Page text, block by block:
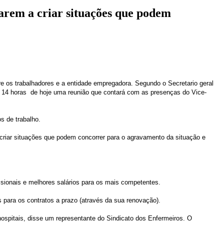
a criar situações que podem
trabalhadores e a entidade empregadora. Segundo o Secretario geral
horas de hoje uma reunião que contará com as presenças do Vice-
de trabalho.
situações que podem concorrer para o agravamento da situação e
e melhores salários para os mais competentes.
os contratos a prazo (através da sua renovação).
disse um representante do Sindicato dos Enfermeiros. O